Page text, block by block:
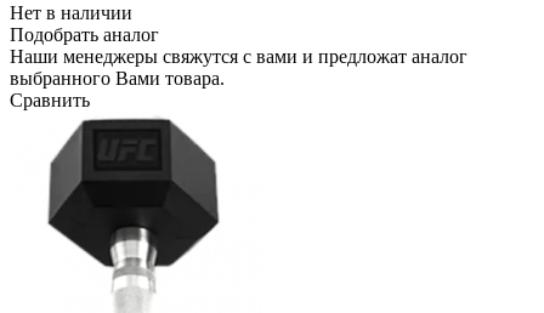
Нет в наличии
Подобрать аналог
Наши менеджеры свяжутся с вами и предложат аналог
выбранного Вами товара.
Сравнить